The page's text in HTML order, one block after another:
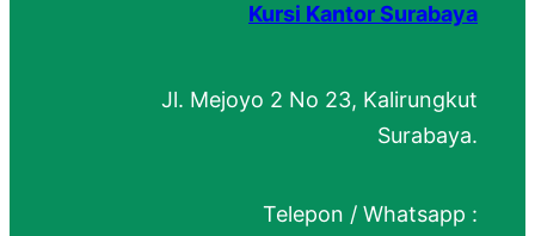
Kursi Kantor Surabaya
Jl. Mejoyo 2 No 23, Kalirungkut
Surabaya.
Telepon / Whatsapp :